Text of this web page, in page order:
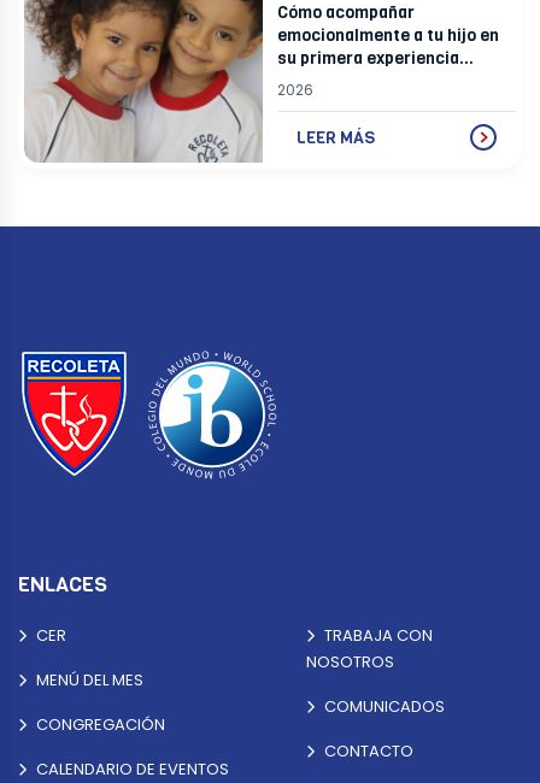
Cómo acompañar
emocionalmente a tu hijo en
su primera experiencia
escolar
2026
LEER MÁS
ENLACES
CER
MENÚ DEL MES
CONGREGACIÓN
CALENDARIO DE EVENTOS
TRABAJA CON
NOSOTROS
COMUNICADOS
CONTACTO